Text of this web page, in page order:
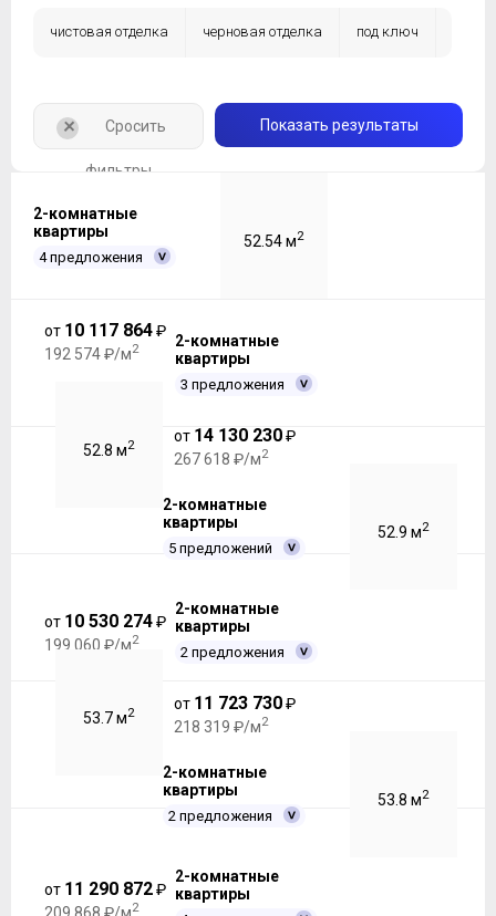
чистовая отделка черновая отделка под ключ
Показать результаты
+ Сросить
фильтры
2-комнатные
квартиры
4 предложения
52.54 м2
от 10 117 864₽
192 574 ₽/м2
2-комнатные
квартиры
3 предложения
52.8 м2
от 14 130 230₽
267 618 ₽/м2
2-комнатные
квартиры
5 предложений
52.9 м2
от 10 530 274₽
199 060 ₽/м2
2-комнатные
квартиры
2 предложения
53.7 м2
от 11 723 730₽
218 319 ₽/м2
2-комнатные
квартиры
2 предложения
53.8 м2
от 11 290 872₽
209 868 ₽/м2
2-комнатные
квартиры